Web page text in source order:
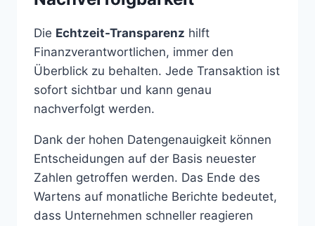
Die Echtzeit-Transparenz hilft
Finanzverantwortlichen, immer den
Überblick zu behalten. Jede Transaktion ist
sofort sichtbar und kann genau
nachverfolgt werden.
Dank der hohen Datengenauigkeit können
Entscheidungen auf der Basis neuester
Zahlen getroffen werden. Das Ende des
Wartens auf monatliche Berichte bedeutet,
dass Unternehmen schneller reagieren